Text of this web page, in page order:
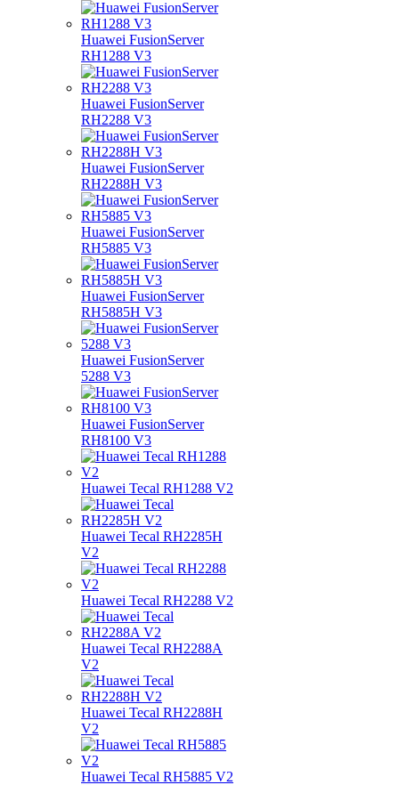
Huawei FusionServer
RH1288 V3
Huawei FusionServer
RH2288 V3
Huawei FusionServer
RH2288H V3
Huawei FusionServer
RH5885 V3
Huawei FusionServer
RH5885H V3
Huawei FusionServer
5288 V3
Huawei FusionServer
RH8100 V3
Huawei Tecal RH1288 V2
Huawei Tecal RH2285H
V2
Huawei Tecal RH2288 V2
Huawei Tecal RH2288A
V2
Huawei Tecal RH2288H
V2
Huawei Tecal RH5885 V2